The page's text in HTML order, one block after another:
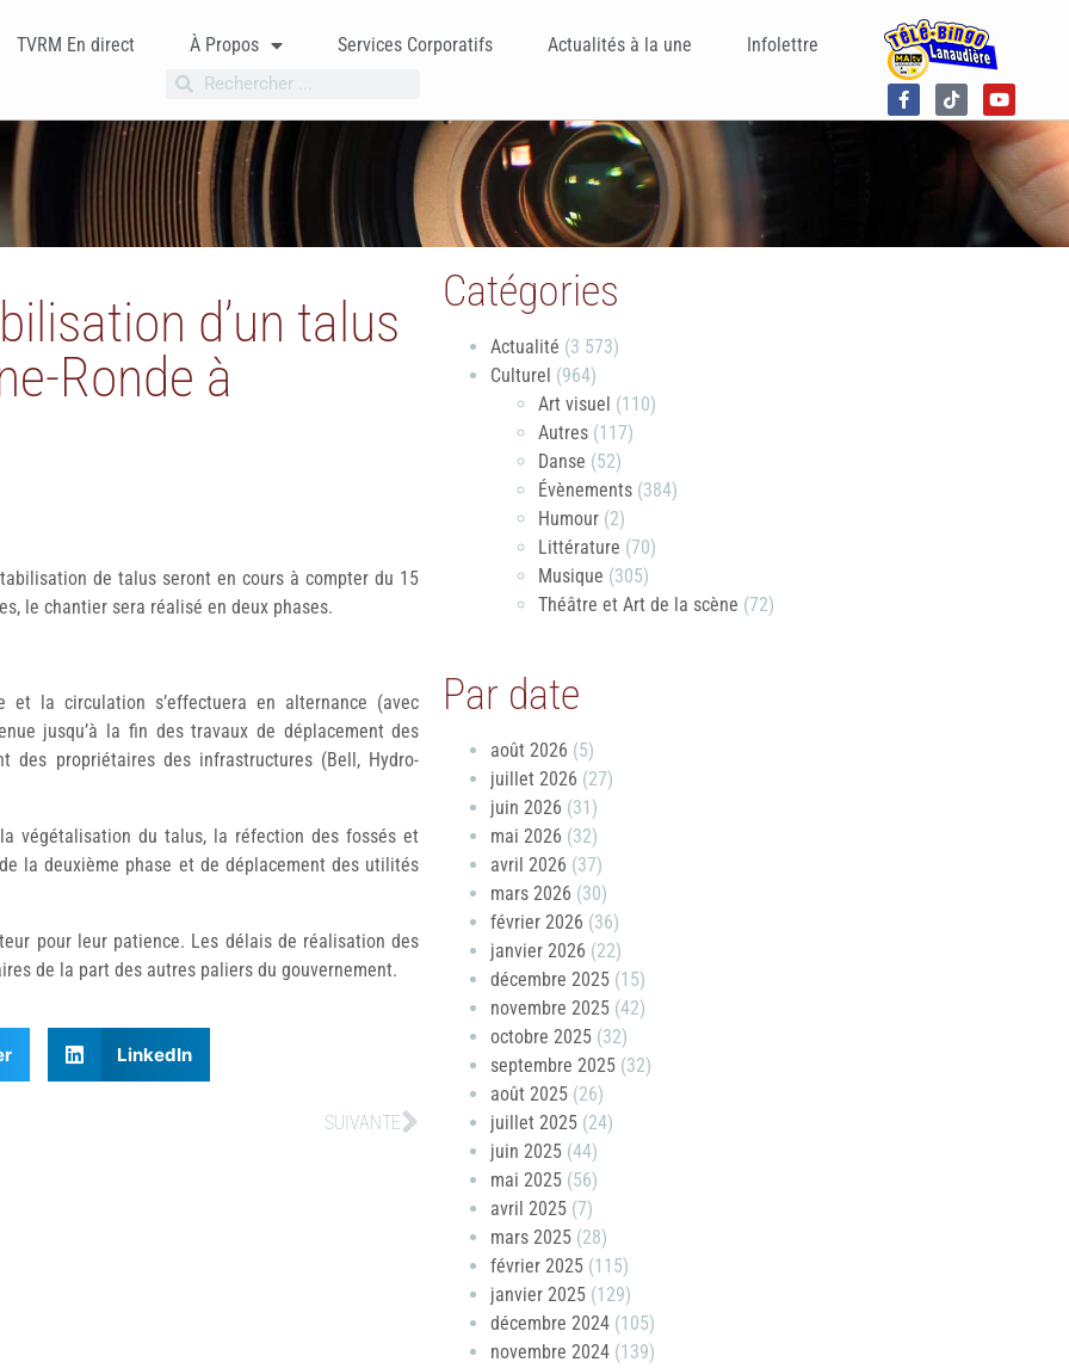
TVRM En direct À Propos Services Corporatifs Actualités à la une Infolettre
d’un talus
Ronde à
de talus seront en cours à compter du 15
le chantier sera réalisé en deux phases.
la circulation s’effectuera en alternance (avec
jusqu’à la fin des travaux de déplacement des
des propriétaires des infrastructures (Bell, Hydro-
végétalisation du talus, la réfection des fossés et
la deuxième phase et de déplacement des utilités
pour leur patience. Les délais de réalisation des
de la part des autres paliers du gouvernement.
LinkedIn
SUIVANTE
Catégories
Actualité (3 573)
Culturel (964)
Art visuel (110)
Autres (117)
Danse (52)
Évènements (384)
Humour (2)
Littérature (70)
Musique (305)
Théâtre et Art de la scène (72)
Par date
août 2026 (5)
juillet 2026 (27)
juin 2026 (31)
mai 2026 (32)
avril 2026 (37)
mars 2026 (30)
février 2026 (36)
janvier 2026 (22)
décembre 2025 (15)
novembre 2025 (42)
octobre 2025 (32)
septembre 2025 (32)
août 2025 (26)
juillet 2025 (24)
juin 2025 (44)
mai 2025 (56)
avril 2025 (7)
mars 2025 (28)
février 2025 (115)
janvier 2025 (129)
décembre 2024 (105)
novembre 2024 (139)